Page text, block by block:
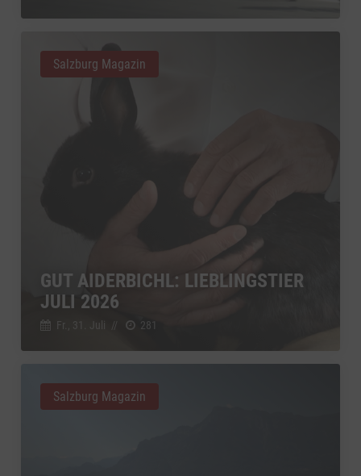
GUT AIDERBICHL: LIEBLINGSTIER
JULI 2026
Fr., 31. Juli // 281
Salzburg Magazin
Salzburg Magazin